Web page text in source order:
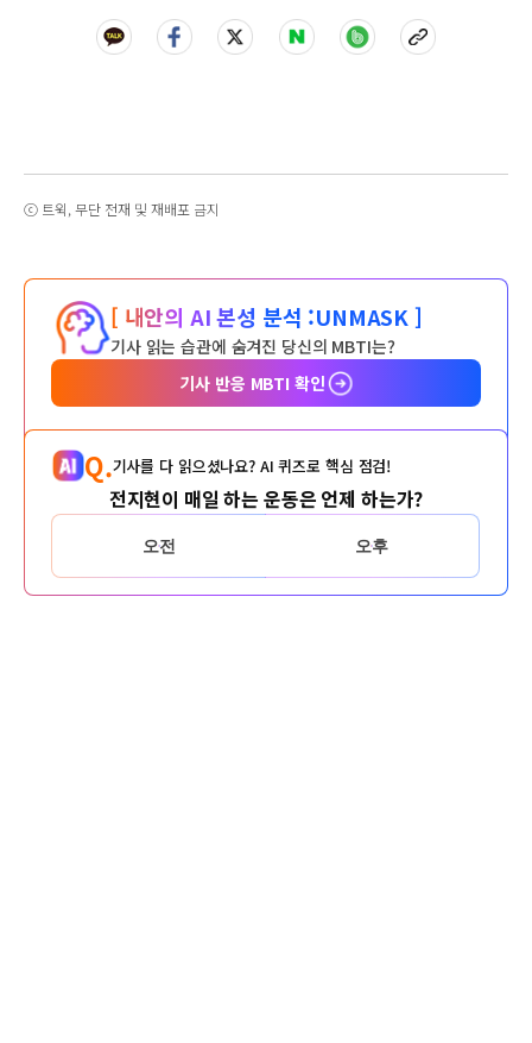
ⓒ 트윅, 무단 전재 및 재배포 금지
[ 내안의 AI 본성 분석 :UNMASK ]
기사 읽는 습관에 숨겨진 당신의 MBTI는?
기사 반응 MBTI 확인
Q.기사를 다 읽으셨나요? AI 퀴즈로 핵심 점검!
전지현이 매일 하는 운동은 언제 하는가?
오전 오후